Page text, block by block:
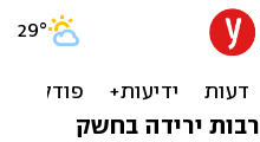
בגיל
ירידה בחשק